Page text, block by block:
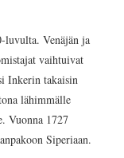
luvulta. Venäjän ja
vaihtuivat
Inkerin takaisin
lähimmälle
Vuonna 1727
Siperiaan.